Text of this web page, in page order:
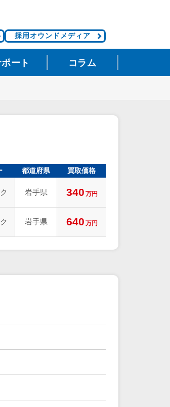
採用オウンドメディア
ート コラム
都道府県 買取価格
岩手県 340 万円
岩手県 640 万円